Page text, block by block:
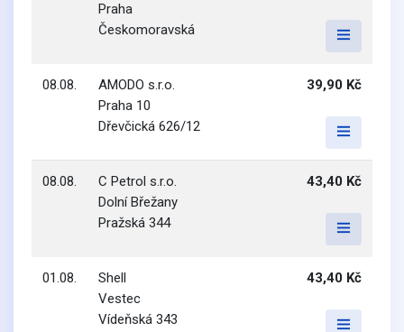
Praha
Českomoravská
08.08.
AMODO s.r.o.
Praha 10
Dřevčická 626/12
39,90 Kč
08.08.
C Petrol s.r.o.
Dolní Břežany
Pražská 344
43,40 Kč
01.08.
Shell
Vestec
Vídeňská 343
43,40 Kč